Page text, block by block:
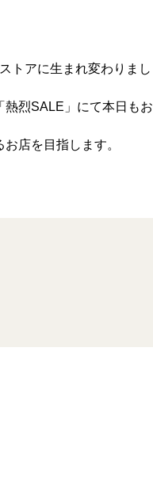
トアに生まれ変わりまし
熱烈SALE」にて本日もお
店を目指します。